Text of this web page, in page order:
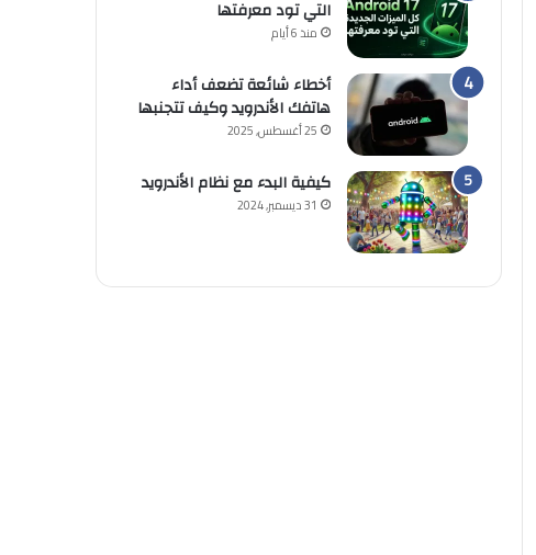
التي تود معرفتها
منذ 6 أيام
أخطاء شائعة تضعف أداء
هاتفك الأندرويد وكيف تتجنبها
25 أغسطس, 2025
كيفية البدء مع نظام الأندرويد
31 ديسمبر, 2024